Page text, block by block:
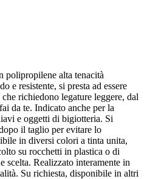
polipropilene alta tenacità
e resistente, si presta ad essere
richiedono legature leggere, dal
da te. Indicato anche per la
e oggetti di bigiotteria. Si
il taglio per evitare lo
in diversi colori a tinta unita,
su rocchetti in plastica o di
scelta. Realizzato interamente in
Su richiesta, disponibile in altri